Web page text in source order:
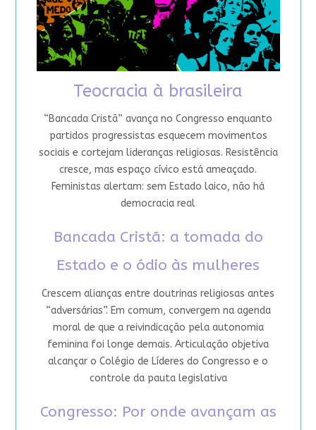
Teocracia à brasileira
“Bancada Cristã” avança no Congresso enquanto
partidos progressistas esquecem movimentos
sociais e cortejam lideranças religiosas. Resistência
cresce, mas espaço cívico está ameaçado.
Feministas alertam: sem Estado laico, não há
democracia real
Bancada Cristã: a tomada do
Estado e o ódio às mulheres
Crescem alianças entre doutrinas religiosas antes
“adversárias”. Em comum, convergem na agenda
moral de que a reivindicação pela autonomia
feminina foi longe demais. Articulação objetiva
alcançar o Colégio de Líderes do Congresso e o
controle da pauta legislativa
Congresso: Por onde avançam as